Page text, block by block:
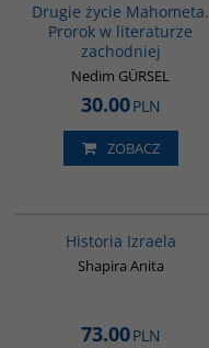
Drugie życie Mahometa.
Prorok w literaturze
zachodniej
Nedim GÜRSEL
30.00PLN
ZOBACZ
Historia Izraela
Shapira Anita
73.00PLN